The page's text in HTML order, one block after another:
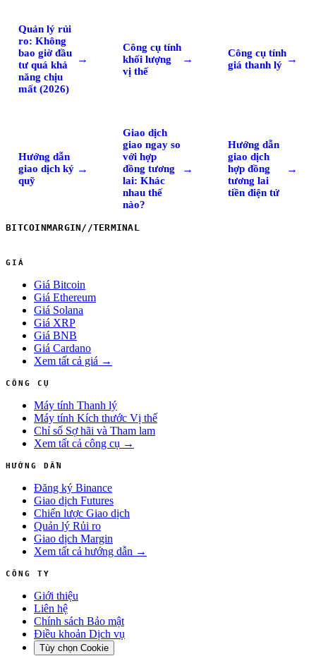
Quản lý rủi
ro: Không
bao giờ đầu
tư quá khả
năng chịu
mất (2026)
→
Công cụ tính
khối lượng
vị thế
→
Công cụ tính
giá thanh lý →
Hướng dẫn
giao dịch ký
quỹ
→
Giao dịch
giao ngay so
với hợp
đồng tương
lai: Khác
nhau thế
nào?
→
Hướng dẫn
giao dịch
hợp đồng
tương lai
tiền điện tử
→
BITCOINMARGIN//TERMINAL
GIÁ
Giá Bitcoin
Giá Ethereum
Giá Solana
Giá XRP
Giá BNB
Giá Cardano
Xem tất cả giá →
CÔNG CỤ
Máy tính Thanh lý
Máy tính Kích thước Vị thế
Chỉ số Sợ hãi và Tham lam
Xem tất cả công cụ →
HƯỚNG DẪN
Đăng ký Binance
Giao dịch Futures
Chiến lược Giao dịch
Quản lý Rủi ro
Giao dịch Margin
Xem tất cả hướng dẫn →
CÔNG TY
Giới thiệu
Liên hệ
Chính sách Bảo mật
Điều khoản Dịch vụ
Tùy chọn Cookie